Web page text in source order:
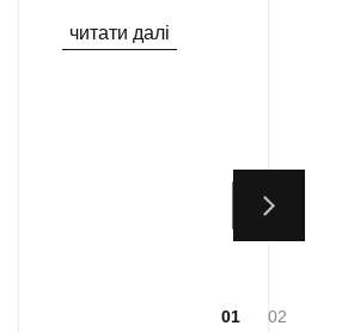
читати далі
01 02